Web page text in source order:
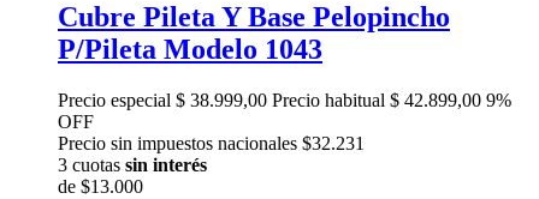
Cubre Pileta Y Base Pelopincho
P/Pileta Modelo 1043
Precio especial $ 38.999,00 Precio habitual $ 42.899,00 9%
OFF
Precio sin impuestos nacionales $32.231
3 cuotas sin interés
de $13.000